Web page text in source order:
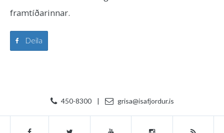
framtíðarinnar.
Deila
450-8300 | grisa@isafjordur.is